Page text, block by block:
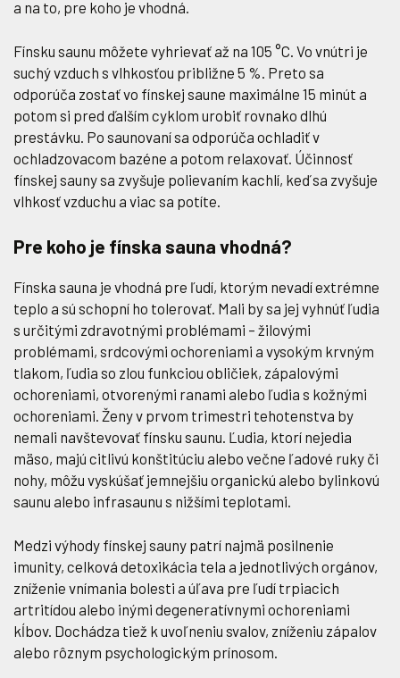
a na to, pre koho je vhodná.
Fínsku saunu môžete vyhrievať až na 105 °C. Vo vnútri je
suchý vzduch s vlhkosťou približne 5 %. Preto sa
odporúča zostať vo fínskej saune maximálne 15 minút a
potom si pred ďalším cyklom urobiť rovnako dlhú
prestávku. Po saunovaní sa odporúča ochladiť v
ochladzovacom bazéne a potom relaxovať. Účinnosť
fínskej sauny sa zvyšuje polievaním kachlí, keď sa zvyšuje
vlhkosť vzduchu a viac sa potíte.
Pre koho je fínska sauna vhodná?
Fínska sauna je vhodná pre ľudí, ktorým nevadí extrémne
teplo a sú schopní ho tolerovať. Mali by sa jej vyhnúť ľudia
s určitými zdravotnými problémami – žilovými
problémami, srdcovými ochoreniami a vysokým krvným
tlakom, ľudia so zlou funkciou obličiek, zápalovými
ochoreniami, otvorenými ranami alebo ľudia s kožnými
ochoreniami. Ženy v prvom trimestri tehotenstva by
nemali navštevovať fínsku saunu. Ľudia, ktorí nejedia
mäso, majú citlivú konštitúciu alebo večne ľadové ruky či
nohy, môžu vyskúšať jemnejšiu organickú alebo bylinkovú
saunu alebo infrasaunu s nižšími teplotami.
Medzi výhody fínskej sauny patrí najmä posilnenie
imunity, celková detoxikácia tela a jednotlivých orgánov,
zníženie vnímania bolesti a úľava pre ľudí trpiacich
artritídou alebo inými degeneratívnymi ochoreniami
kĺbov. Dochádza tiež k uvoľneniu svalov, zníženiu zápalov
alebo rôznym psychologickým prínosom.